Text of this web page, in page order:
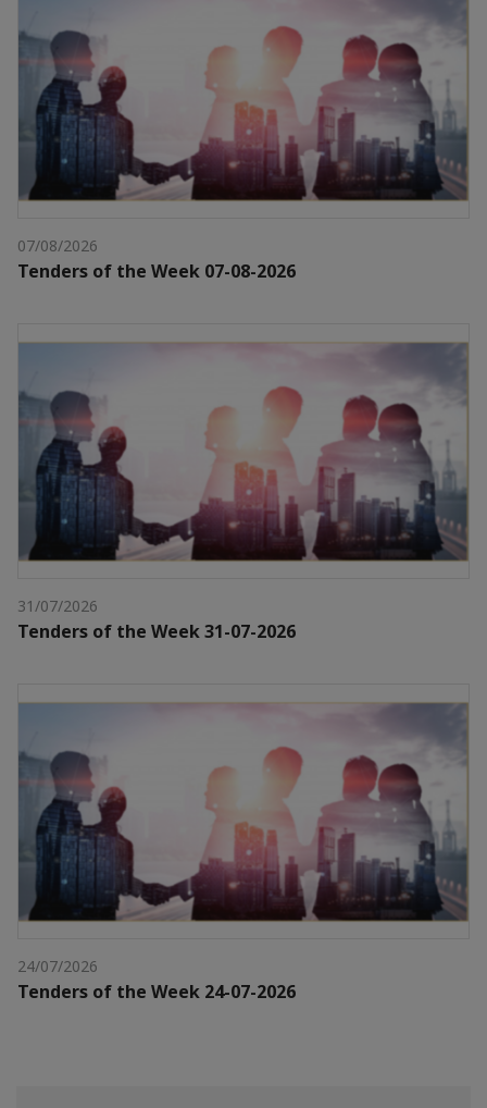
07/08/2026
Tenders of the Week 07-08-2026
31/07/2026
Tenders of the Week 31-07-2026
24/07/2026
Tenders of the Week 24-07-2026